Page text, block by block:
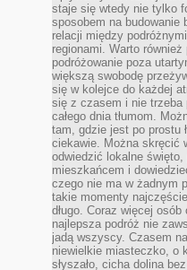
staje się wtedy nie tylko
sposobem na budowanie
relacji między
regionami. Warto
podróżowanie poza
większą swobodę
się w kolejce do każdej
się z czasem i nie trzeba
całego dnia tłumom.
tam, gdzie jest po prostu
ciekawie. Można skręcić
odwiedzić lokalne święto,
mieszkańcem i
czego nie ma w żadnym
takie momenty
długo. Coraz więcej
najlepsza podróż nie
jadą wszyscy. Czasem
niewielkie miasteczko, o
słyszało, cicha dolina